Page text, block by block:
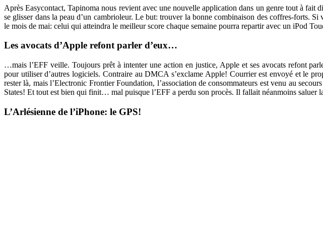
Après Easycontact, Tapinoma nous revient avec une nouvelle application dans un genre tout à
se glisser dans la peau d’un cambrioleur. Le but: trouver la bonne combinaison des coffres-forts.
le mois de mai: celui qui atteindra le meilleur score chaque semaine pourra repartir avec un iPod
Les avocats d’Apple refont parler d’eux…
…mais l’EFF veille. Toujours prêt à intenter une action en justice, Apple et ses avocats refont
pour utiliser d’autres logiciels. Contraire au DMCA s’exclame Apple! Courrier est envoyé et le
rester là, mais l’Electronic Frontier Foundation, l’association de consommateurs est venu au
States! Et tout est bien qui finit… mal puisque l’EFF a perdu son procès. Il fallait néanmoins saluer
L’Arlésienne de l’iPhone: le GPS!